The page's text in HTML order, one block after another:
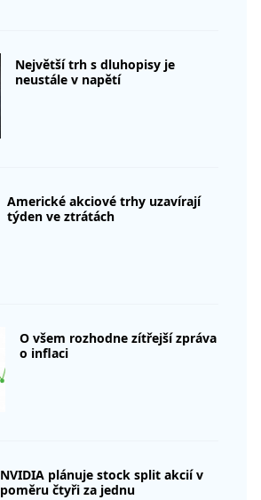
Největší trh s dluhopisy je
neustále v napětí
Americké akciové trhy uzavírají
týden ve ztrátách
O všem rozhodne zítřejší zpráva
o inflaci
NVIDIA plánuje stock split akcií v
poměru čtyři za jednu